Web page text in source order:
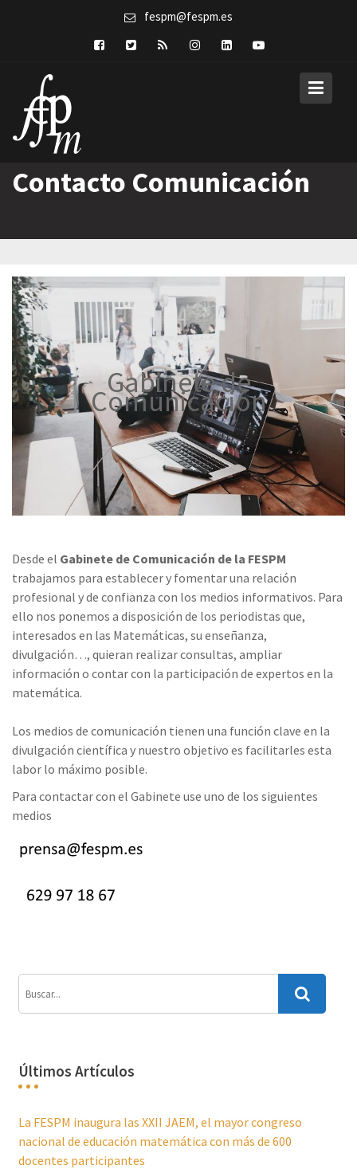
fespm@fespm.es
Contacto Comunicación
Gabinete de
Comunicación
Desde el Gabinete de Comunicación de la FESPM
trabajamos para establecer y fomentar una relación
profesional y de confianza con los medios informativos. Para
ello nos ponemos a disposición de los periodistas que,
interesados en las Matemáticas, su enseñanza,
divulgación…, quieran realizar consultas, ampliar
información o contar con la participación de expertos en la
matemática.
Los medios de comunicación tienen una función clave en la
divulgación científica y nuestro objetivo es facilitarles esta
labor lo máximo posible.
Para contactar con el Gabinete use uno de los siguientes
medios
Últimos Artículos
La FESPM inaugura las XXII JAEM, el mayor congreso
nacional de educación matemática con más de 600
docentes participantes